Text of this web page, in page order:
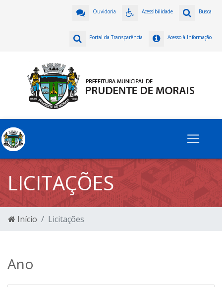
Busca
Acessibilidade
Ouvidoria
Acesso à Informação
Portal da Transparência
LICITAÇÕES
Início Licitações
Ano